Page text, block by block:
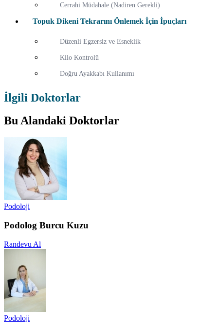
Cerrahi Müdahale (Nadiren Gerekli)
Topuk Dikeni Tekrarını Önlemek İçin İpuçları
Düzenli Egzersiz ve Esneklik
Kilo Kontrolü
Doğru Ayakkabı Kullanımı
İlgili Doktorlar
Bu Alandaki Doktorlar
Podoloji
Podolog Burcu Kuzu
Randevu Al
Podoloji